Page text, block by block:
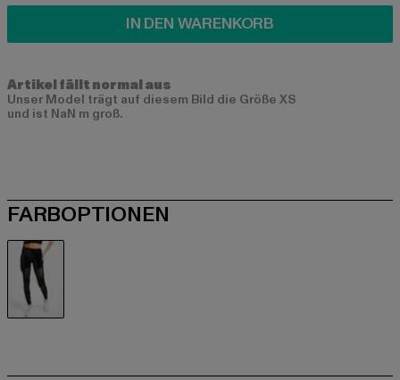
IN DEN WARENKORB
Artikel fällt normal aus
Unser Model trägt auf diesem Bild die Größe XS
und ist NaN m groß.
FARBOPTIONEN